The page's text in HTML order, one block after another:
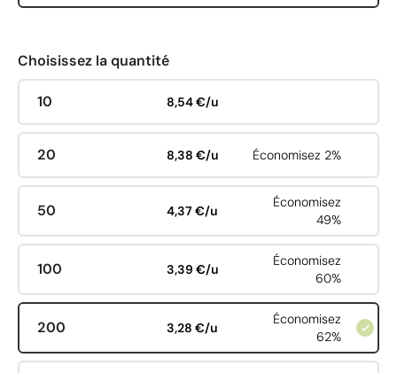
Choisissez la quantité
10 8,54 €/u
20 8,38 €/u Économisez 2%
50 4,37 €/u
Économisez
49%
100 3,39 €/u
Économisez
60%
200 3,28 €/u
Économisez
62%